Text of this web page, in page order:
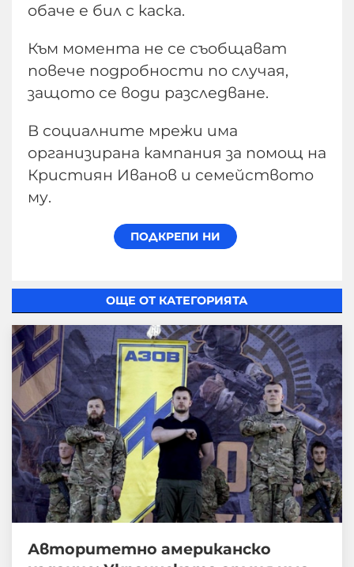
обаче е бил с каска.
Към момента не се съобщават
повече подробности по случая,
защото се води разследване.
В социалните мрежи има
организирана кампания за помощ на
Кристиян Иванов и семейството
му.
ОЩЕ ОТ КАТЕГОРИЯТА
Авторитетно американско